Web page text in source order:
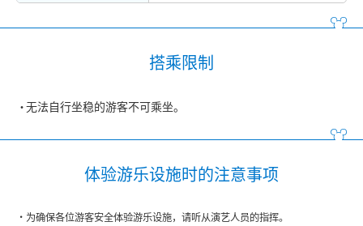
搭乘限制
无法自行坐稳的游客不可乘坐。
体验游乐设施时的注意事项
为确保各位游客安全体验游乐设施，请听从演艺人员的指挥。